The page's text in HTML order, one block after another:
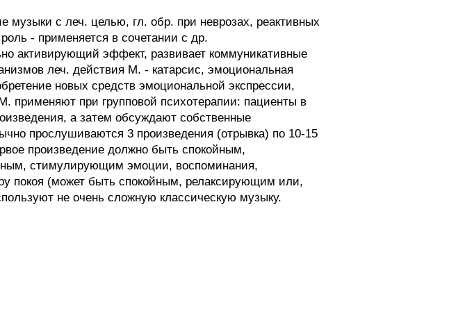
с леч. целью, гл. обр. при неврозах, реактивных
- применяется в сочетании с др.
активирующий эффект, развивает коммуникативные
леч. действия М. - катарсис, эмоциональная
новых средств эмоциональной экспрессии,
применяют при групповой психотерапии: пациенты в
а затем обсуждают собственные
прослушиваются 3 произведения (отрывка) по 10-15
произведение должно быть спокойным,
стимулирующим эмоции, воспоминания,
покоя (может быть спокойным, релаксирующим или,
не очень сложную классическую музыку.